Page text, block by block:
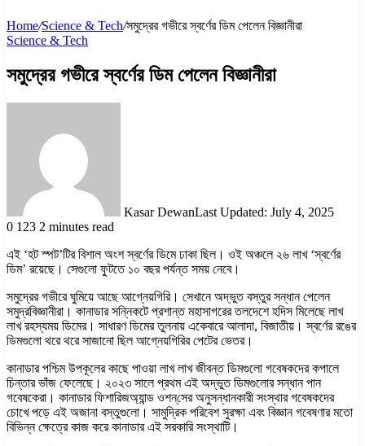
Home/Science & Tech/সমুদ্রের গভীরে স্বর্ণের ডিম পেলেন বিজ্ঞানীরা
Science & Tech
সমুদ্রের গভীরে স্বর্ণের ডিম পেলেন বিজ্ঞানীরা
Kasar DewanLast Updated: July 4, 2025
0 123 2 minutes read
এই ‘হট স্পট’টির বিশাল অংশ স্বর্ণের ডিমে ঢাকা ছিল। ওই অঞ্চলে ২৬ লাখ ‘স্বর্ণের
ডিম’ রয়েছে। সেগুলো ফুটতে ১০ বছর পর্যন্ত সময় নেবে।
সমুদ্রের গভীরে ঘুমিয়ে আছে আগ্নেয়গিরি। সেখানে অদ্ভুত বস্তুর সন্ধান পেলেন
সমুদ্রবিজ্ঞানীরা। কানাডার সন্নিকটে প্রশান্ত মহাসাগরের তলদেশে হদিস মিলেছে লাখ
লাখ রহস্যময় ডিমের। সাধারণ ডিমের তুলনায় একেবারে আলাদা, বিজাতীয়। স্বর্ণের রঙের
ডিমগুলো থরে থরে সাজানো ছিল আগ্নেয়গিরির পেটের ভেতর।
কানাডার পশ্চিম উপকূলের কাছে পাওয়া লাখ লাখ জীবন্ত ডিমগুলো গবেষকদের কপালে
চিন্তার ভাঁজ ফেলেছে। ২০২৩ সালে প্রথম এই অদ্ভুত ডিমগুলোর সন্ধান পান
গবেষকেরা। কানাডার ফিশারিজঅ্যান্ড ওশন্‌সের অনুসন্ধানকারী সংস্থার গবেষকদের
চোখে পড়ে এই অজানা বস্তুগুলো। সামুদ্রিক পরিবেশ সুরক্ষা এবং বিজ্ঞান গবেষণার মতো
বিভিন্ন ক্ষেত্রে কাজ করে কানাডার এই সরকারি সংস্থাটি।